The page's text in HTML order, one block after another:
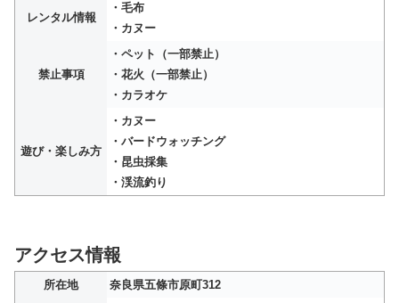
レンタル情報
・毛布
・カヌー
禁止事項
・ペット（一部禁止）
・花火（一部禁止）
・カラオケ
遊び・楽しみ方
・カヌー
・バードウォッチング
・昆虫採集
・渓流釣り
アクセス情報
所在地 奈良県五條市原町312